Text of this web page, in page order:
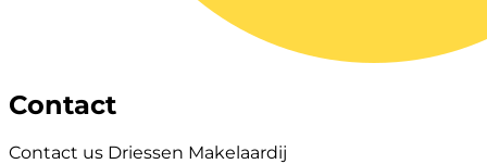
Contact
Contact us Driessen Makelaardij